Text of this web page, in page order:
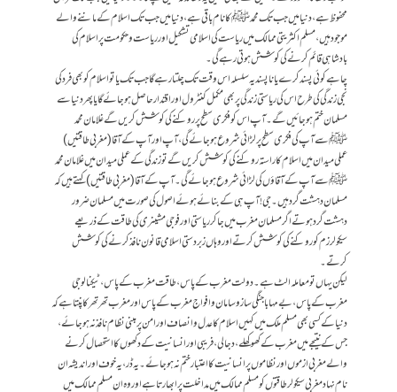
محفوظ ہے، دنیا میں جب تک محمد ﷺ کا نام باقی ہے، دنیا میں جب تک اسلام کے ماننے والے
موجود ہیں، مسلم اکثریتی ممالک میں ریاست کی اسلامی تشکیل اور ریاست و حکومت پر اسلام کی
بادشاہی قائم کرنے کی کوشش ہوتی رہے گی ۔
چاہے کوئی پسند کرے یا ناپسند یہ سلسلہ اس وقت تک چلتا رہے گا جب تک یا تو اسلام کو بھی فرد کی
نجی زندگی کی طرح اس کی ریاستی زندگی پر بھی مکمل کنٹرول اور اقتدار حاصل ہوجائے گا یا پھر دنیا سے
مسلمان ختم ہوجائیں گے۔آپ اس کو فکری سطح پر روکنے کی کوشش کریں گے غلامان محمد
ﷺسے آپ کی فکری سطح پر لڑائی شروع ہوجائے گی ، آپ اور آپ کے آقا (مغربی طاقتیں)
عملی میدان میں اسلام کا راستہ روکنے کی کوشش کریں گے تو زندگی کے عملی میدان میں غلامان محمد
ﷺ سے آپ کے آقاؤں کی لڑائی شروع ہوجائے گی ۔ آپ کے آقا (مغربی طاقتیں) کہتے ہیں کہ
مسلمان دہشت گرد ہیں۔ جی ! آپ ہی کے بنائے ہوئے اصول کی صورت میں مسلمان ضرور
دہشت گرد ہوتے اگر مسلمان مغرب میں جاکر ریاستی اور فوجی مشینری کی طاقت کے ذریعے
سیکولرزم کو روکنے کی کوشش کرتے اور وہاں زبردستی اسلامی قانون نافذ کرنے کی کوشش
کرتے۔
لیکن یہاں تو معاملہ الٹ ہے۔ دولت مغرب کے پاس، طاقت مغرب کے پاس، ٹیکنالوجی
مغرب کے پاس، بے مہابا جنگی سازوسامان و افواج مغرب کے پاس اور مغرب تھر تھر کاپنتا ہے کہ
دنیا کے کسی بھی مسلم ملک میں کہیں اسلام کا عدل و انصاف اور امن پر مبنی نظام نافذ نہ ہوجائے،
جس کے نتیجے میں مغرب کے کھوکھلے، دجالی، فریبی اور انسانیت کے دکھوں کا استحصال کرنے
والے مغربی ازموں اور نظاموں پر انسانیت کا اعتبار ختم نہ ہوجائے ۔یہ ڈر، یہ خوف اور اندیشہ ان
نام نہاد مغربی سیکولرطاقتوں کو مسلم ممالک میں مداخلت پر ابھارتا ہے اور وہ ان مسلم ممالک میں